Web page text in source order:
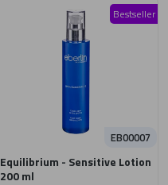
Bestseller
Equilibrium - Sensitive Lotion
200 ml
EB00007